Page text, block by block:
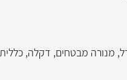
, מנורה מבטחים, דקלה, כללית